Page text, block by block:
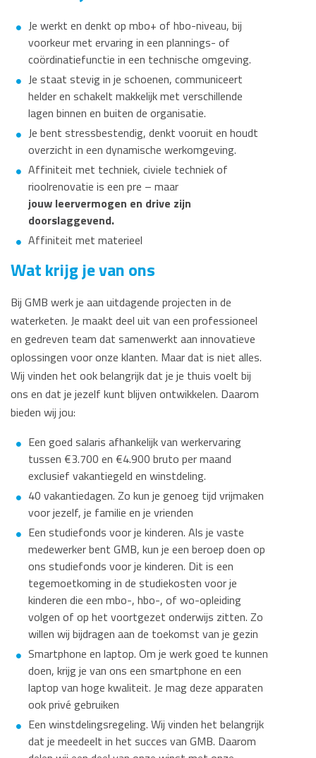
Je werkt en denkt op mbo+ of hbo-niveau, bij
voorkeur met ervaring in een plannings- of
coördinatiefunctie in een technische omgeving.
Je staat stevig in je schoenen, communiceert
helder en schakelt makkelijk met verschillende
lagen binnen en buiten de organisatie.
Je bent stressbestendig, denkt vooruit en houdt
overzicht in een dynamische werkomgeving.
Affiniteit met techniek, civiele techniek of
rioolrenovatie is een pre – maar
jouw leervermogen en drive zijn
doorslaggevend.
Affiniteit met materieel
Wat krijg je van ons
Bij GMB werk je aan uitdagende projecten in de
waterketen. Je maakt deel uit van een professioneel
en gedreven team dat samenwerkt aan innovatieve
oplossingen voor onze klanten. Maar dat is niet alles.
Wij vinden het ook belangrijk dat je je thuis voelt bij
ons en dat je jezelf kunt blijven ontwikkelen. Daarom
bieden wij jou:
Een goed salaris afhankelijk van werkervaring
tussen €3.700 en €4.900 bruto per maand
exclusief vakantiegeld en winstdeling.
40 vakantiedagen. Zo kun je genoeg tijd vrijmaken
voor jezelf, je familie en je vrienden
Een studiefonds voor je kinderen. Als je vaste
medewerker bent GMB, kun je een beroep doen op
ons studiefonds voor je kinderen. Dit is een
tegemoetkoming in de studiekosten voor je
kinderen die een mbo-, hbo-, of wo-opleiding
volgen of op het voortgezet onderwijs zitten. Zo
willen wij bijdragen aan de toekomst van je gezin
Smartphone en laptop. Om je werk goed te kunnen
doen, krijg je van ons een smartphone en een
laptop van hoge kwaliteit. Je mag deze apparaten
ook privé gebruiken
Een winstdelingsregeling. Wij vinden het belangrijk
dat je meedeelt in het succes van GMB. Daarom